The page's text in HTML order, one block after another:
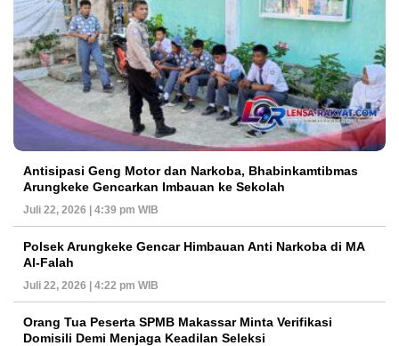
Antisipasi Geng Motor dan Narkoba, Bhabinkamtibmas
Arungkeke Gencarkan Imbauan ke Sekolah
Juli 22, 2026 | 4:39 pm WIB
Polsek Arungkeke Gencar Himbauan Anti Narkoba di MA
Al-Falah
Juli 22, 2026 | 4:22 pm WIB
Orang Tua Peserta SPMB Makassar Minta Verifikasi
Domisili Demi Menjaga Keadilan Seleksi